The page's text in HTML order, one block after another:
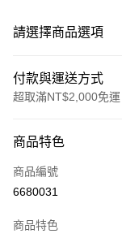
請選擇商品選項
付款與運送方式
超取滿NT$2,000免運
信用卡一次付款
超商取貨付款
商品特色
商品編號
6680031
商品特色